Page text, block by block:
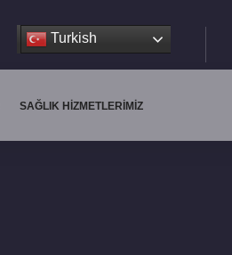
Turkish
SAĞLIK HIZMETLERIMIZ